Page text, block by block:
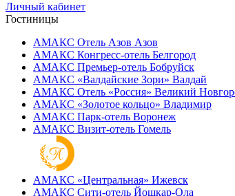
Личный кабинет
Гостиницы
АМАКС Отель ‎Азов Азов
АМАКС Конгресс-отель Белгород
АМАКС Премьер-отель Бобруйск
АМАКС «‎Валдайские Зори» Валдай
АМАКС Отель «‎Россия» Великий
АМАКС «‎Золотое кольцо» Владимир
АМАКС Парк-отель Воронеж
АМАКС Визит-отель Гомель
АМАКС «‎Центральная» Ижевск
АМАКС Сити-отель Йошкар-Ола